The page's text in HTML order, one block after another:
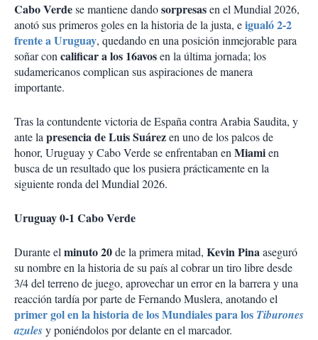
Cabo Verdese mantiene dandosorpresasen el Mundial 2026,
anotó sus primeros goles en la historia de la justa, eigualó 2-2
frente a Uruguay, quedando en una posición inmejorable para
soñar concalificar a los 16avosen la última jornada; los
sudamericanos complican sus aspiraciones de manera
importante.
Tras la contundente victoria de España contra Arabia Saudita, y
ante lapresencia de Luis Suárezen uno de los palcos de
honor, Uruguay y Cabo Verde se enfrentaban enMiamien
busca de un resultado que los pusiera prácticamente en la
siguiente ronda del Mundial 2026.
Uruguay 0-1 Cabo Verde
Durante elminuto 20de la primera mitad, Kevin Pinaaseguró
su nombre en la historia de su país al cobrar un tiro libre desde
3/4 del terreno de juego, aprovechar un error en la barrera y una
reacción tardía por parte de Fernando Muslera, anotando el
primer gol en la historia de los Mundiales para los Tiburones
azulesy poniéndolos por delante en el marcador.